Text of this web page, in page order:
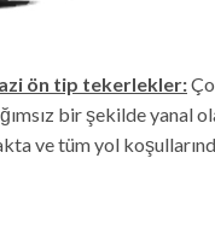
ön tip tekerlekler:
bir şekilde yanal
ve tüm yol